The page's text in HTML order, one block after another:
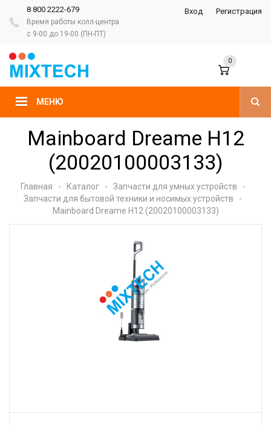
8 800 2222-679
Время работы колл-центра
с 9-00 до 19-00 (ПН-ПТ)
Вход Регистрация
МЕНЮ
0
Mainboard Dreame H12
(20020100003133)
Главная - Каталог - Запчасти для умных устройств
-
Запчасти для бытовой техники и носимых устройств
-
Mainboard Dreame H12 (20020100003133)